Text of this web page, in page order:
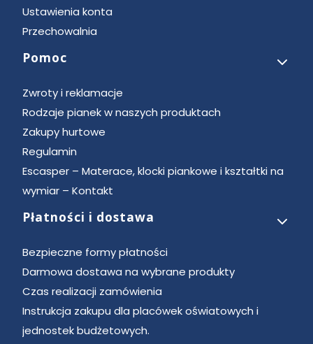
Ustawienia konta
Przechowalnia
Pomoc
Zwroty i reklamacje
Rodzaje pianek w naszych produktach
Zakupy hurtowe
Regulamin
Escasper – Materace, klocki piankowe i kształtki na
wymiar – Kontakt
Płatności i dostawa
Bezpieczne formy płatności
Darmowa dostawa na wybrane produkty
Czas realizacji zamówienia
Instrukcja zakupu dla placówek oświatowych i
jednostek budżetowych.